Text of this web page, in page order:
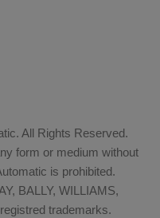
All Rights Reserved.
form or medium without
is prohibited.
BALLY, WILLIAMS,
trademarks.